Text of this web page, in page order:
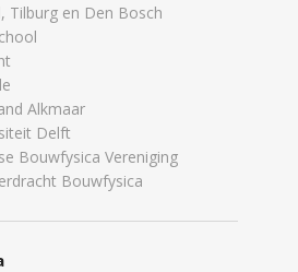
Tilburg en Den Bosch
Alkmaar
Delft
Bouwfysica Vereniging
Bouwfysica